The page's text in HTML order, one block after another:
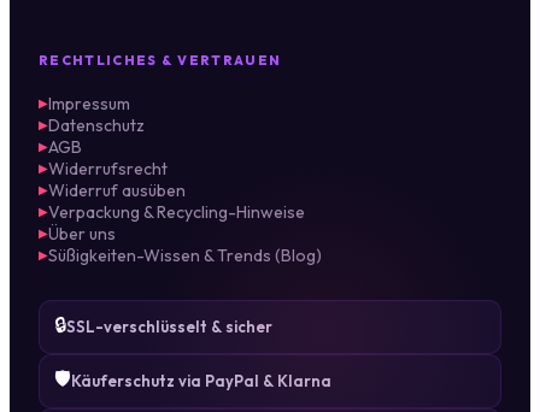
RECHTLICHES & VERTRAUEN
▶Impressum
▶Datenschutz
▶AGB
▶Widerrufsrecht
▶Widerruf ausüben
▶Verpackung & Recycling-Hinweise
▶Über uns
▶Süßigkeiten-Wissen & Trends (Blog)
🔒SSL-verschlüsselt & sicher
🛡️Käuferschutz via PayPal & Klarna